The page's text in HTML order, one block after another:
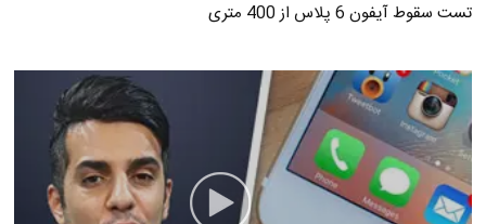
تست سقوط آیفون 6 پلاس از 400 متری